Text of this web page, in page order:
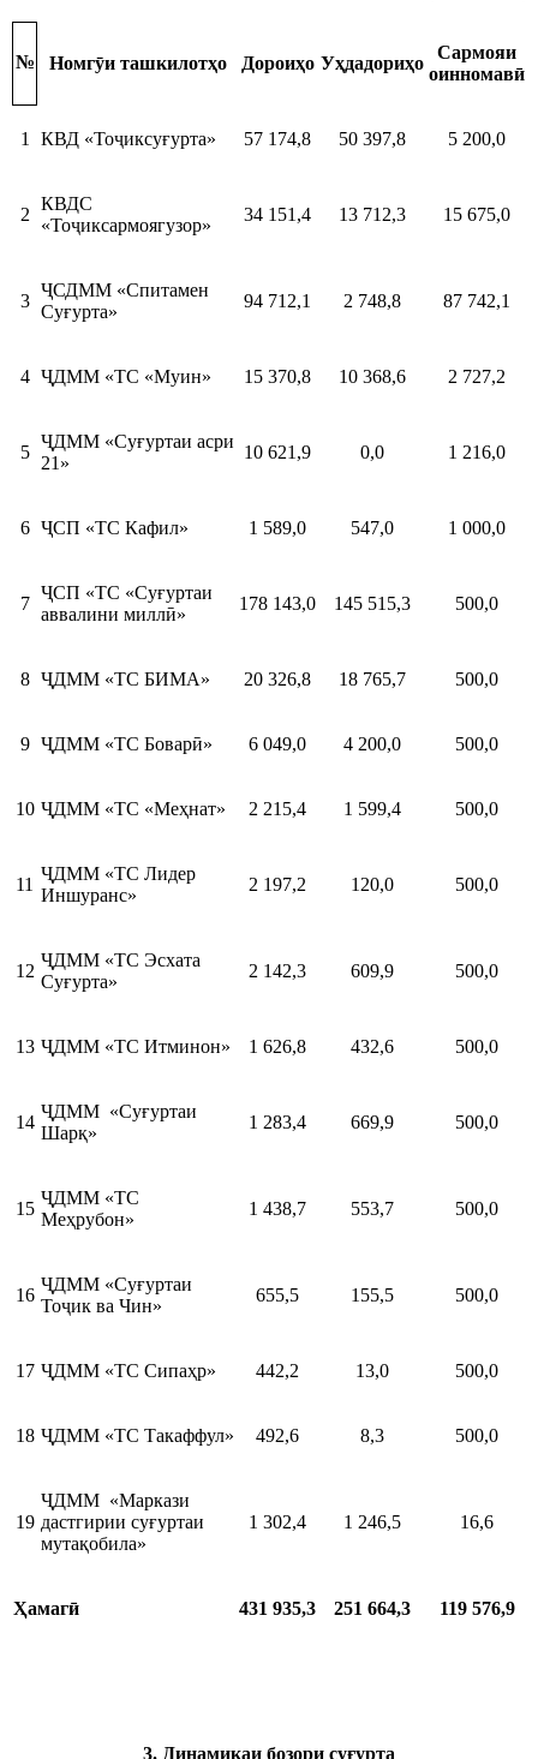
№ Номгӯи ташкилотҳо Дороиҳо Уҳдадориҳо
Сармояи
оинномавӣ
1 КВД «Тоҷиксуғурта» 57 174,8 50 397,8 5 200,0
2
КВДС
«Тоҷиксармоягузор»
34 151,4 13 712,3 15 675,0
3
ҶСДММ «Спитамен
Суғурта»
94 712,1 2 748,8 87 742,1
4 ҶДММ «ТС «Муин» 15 370,8 10 368,6 2 727,2
5
ҶДММ «Суғуртаи асри
21»
10 621,9 0,0 1 216,0
6 ҶСП «ТС Кафил» 1 589,0 547,0 1 000,0
7
ҶСП «ТС «Суғуртаи
аввалини миллӣ»
178 143,0 145 515,3 500,0
8 ҶДММ «ТС БИМА» 20 326,8 18 765,7 500,0
9 ҶДММ «ТС Боварӣ» 6 049,0 4 200,0 500,0
10 ҶДММ «ТС «Меҳнат» 2 215,4 1 599,4 500,0
11
ҶДММ «ТС Лидер
Иншуранс»
2 197,2 120,0 500,0
12
ҶДММ «ТС Эсхата
Суғурта»
2 142,3 609,9 500,0
13 ҶДММ «ТС Итминон» 1 626,8 432,6 500,0
14
ҶДММ «Суғуртаи
Шарқ»
1 283,4 669,9 500,0
15
ҶДММ «ТС
Меҳрубон»
1 438,7 553,7 500,0
16
ҶДММ «Суғуртаи
Тоҷик ва Чин»
655,5 155,5 500,0
17 ҶДММ «ТС Сипаҳр» 442,2 13,0 500,0
18 ҶДММ «ТС Такаффул» 492,6 8,3 500,0
19
ҶДММ «Маркази
дастгирии суғуртаи
мутақобила»
1 302,4 1 246,5 16,6
Ҳамагӣ 431 935,3 251 664,3 119 576,9
3. Динамикаи бозори суғурта